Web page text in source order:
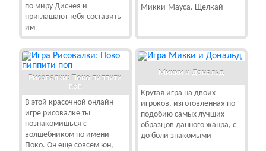
по миру Диснея и
приглашают тебя составить
им
Микки-Мауса. Щелкай
Рисовалки: Поко пиппити
поп
В этой красочной онлайн
игре рисовалке ты
познакомишься с
волшебником по имени
Поко. Он еще совсем юн,
Микки и Дональд
Крутая игра на двоих
игроков, изготовленная по
подобию самых лучших
образцов данного жанра, с
до боли знакомыми